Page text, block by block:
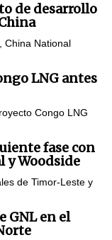
de desarrollo
China National
LNG antes
Congo LNG
fase con
y Woodside
de Timor-Leste y
GNL en el